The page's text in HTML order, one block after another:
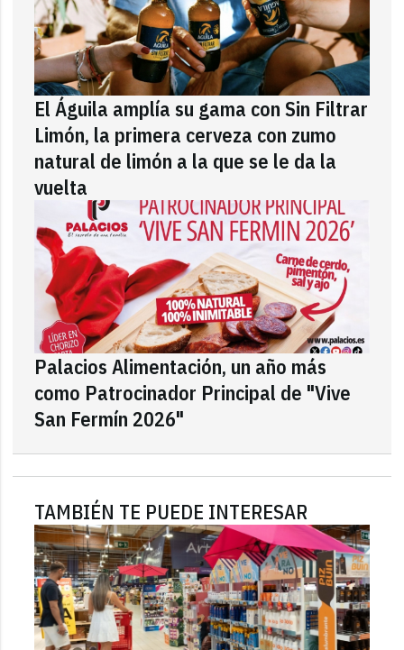
El Águila amplía su gama con Sin Filtrar
Limón, la primera cerveza con zumo
natural de limón a la que se le da la
vuelta
Palacios Alimentación, un año más
como Patrocinador Principal de "Vive
San Fermín 2026"
TAMBIÉN TE PUEDE INTERESAR